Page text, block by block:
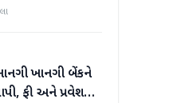
માટે
ખાનગી બેંકને
ફી અને પ્રવેશ